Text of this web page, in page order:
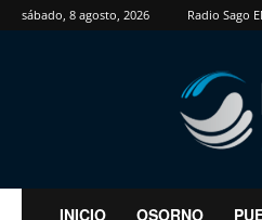
sábado, 8 agosto, 2026 Radio Sago
INICIO OSORNO